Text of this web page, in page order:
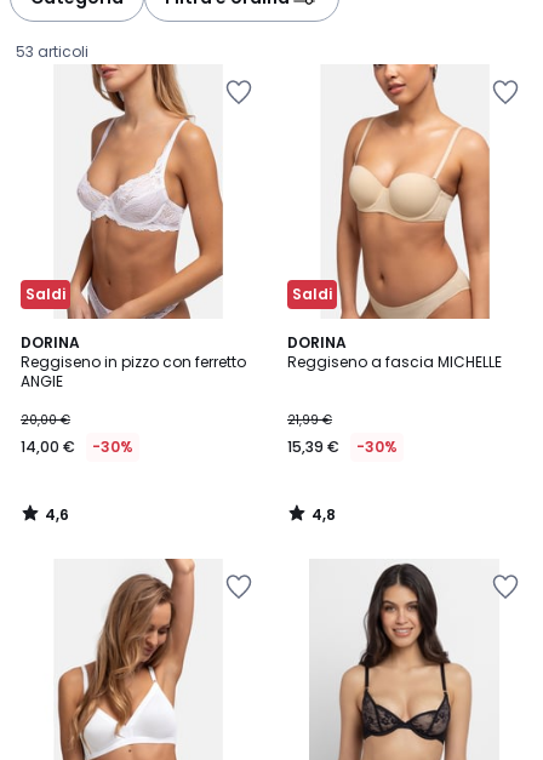
53 articoli
Saldi
DORINA
Reggiseno in pizzo con ferretto
ANGIE
€
Invece
20,00
€
applicato.
20,00 €
14,00 € -30%
4,6
/ 5
4,6
/
Saldi
DORINA
Reggiseno a fascia MICHELLE
21,99 €
15,39 € -30%
4,8
/ 5
4,8
/